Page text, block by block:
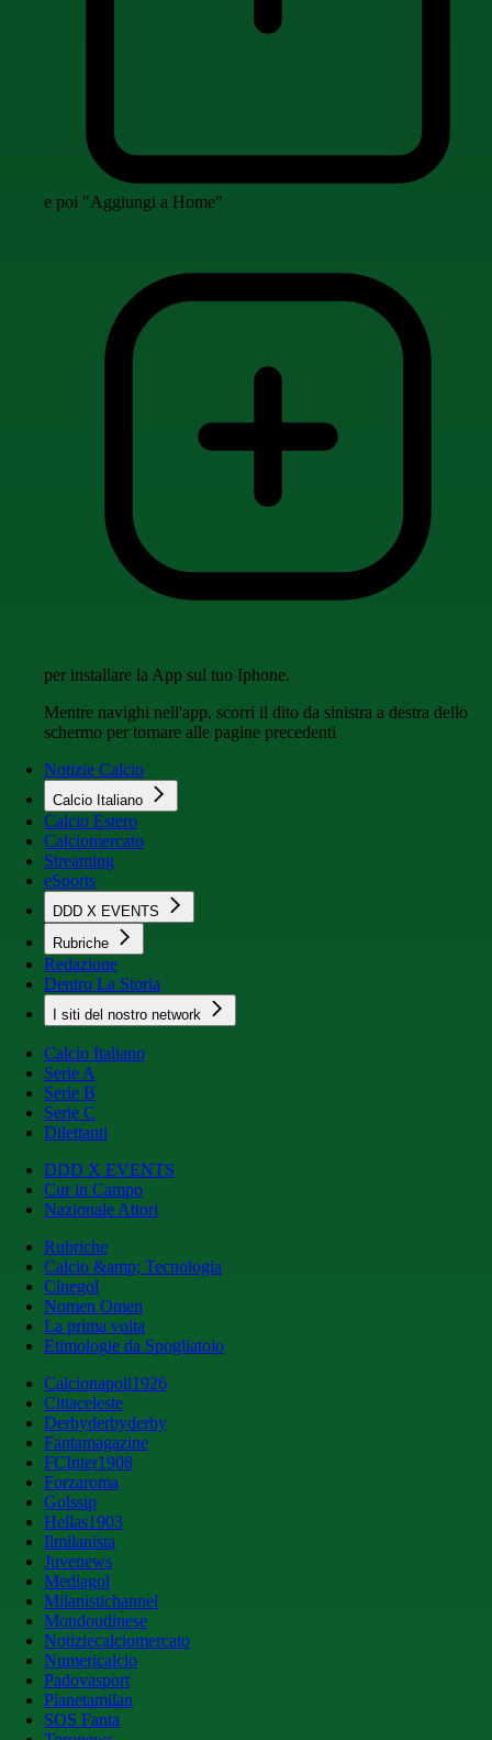
e poi "Aggiungi a Home"
per installare la App sul tuo Iphone.
Mentre navighi nell'app, scorri il dito da sinistra a destra dello
schermo per tornare alle pagine precedenti
Notizie Calcio
Calcio Italiano
Calcio Estero
Calciomercato
Streaming
eSports
DDD X EVENTS
Rubriche
Redazione
Dentro La Storia
I siti del nostro network
Calcio Italiano
Serie A
Serie B
Serie C
Dilettanti
DDD X EVENTS
Cur in Campo
Nazionale Attori
Rubriche
Calcio &amp; Tecnologia
Cinegol
Nomen Omen
La prima volta
Etimologie da Spogliatoio
Calcionapoli1926
Cittaceleste
Derbyderbyderby
Fantamagazine
FCInter1908
Forzaroma
Golssip
Hellas1903
Ilmilanista
Juvenews
Mediagol
Milanistichannel
Mondoudinese
Notiziecalciomercato
Numericalcio
Padovasport
Pianetamilan
SOS Fanta